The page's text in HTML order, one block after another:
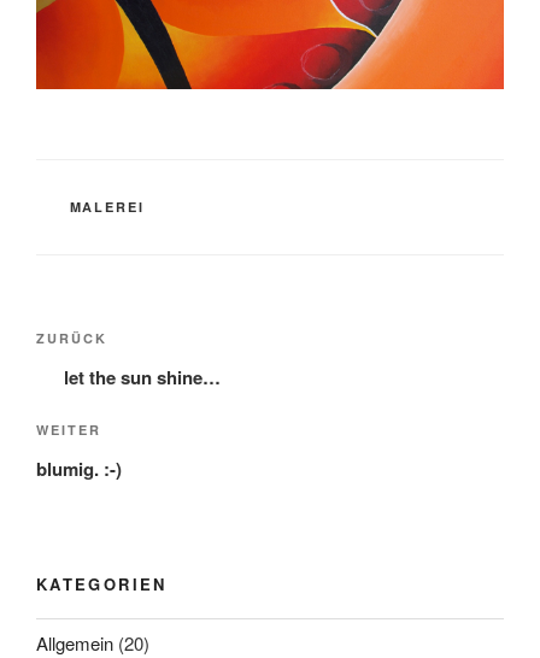
KATEGORIEN
MALEREI
Beitragsnavigation
Vorheriger
Beitrag
ZURÜCK
let the sun shine…
Nächster
Beitrag
WEITER
blumig. :-)
KATEGORIEN
Allgemein (20)